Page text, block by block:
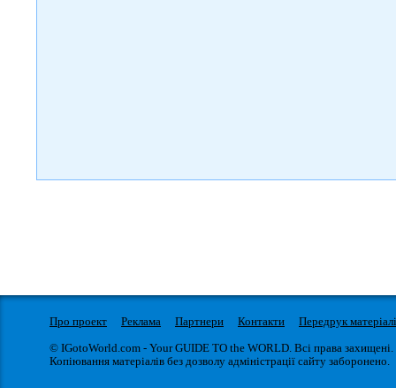
Про проект Реклама Партнери Контакти
Передрук
© IGotoWorld.com - Your GUIDE TO the WORLD. Всі права захищені.
Копіювання матеріалів без дозволу адміністрації сайту заборонено.